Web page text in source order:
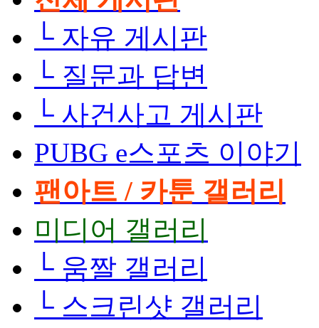
└ 자유 게시판
└ 질문과 답변
└ 사건사고 게시판
PUBG e스포츠 이야기
팬아트 / 카툰 갤러리
미디어 갤러리
└ 움짤 갤러리
└ 스크린샷 갤러리